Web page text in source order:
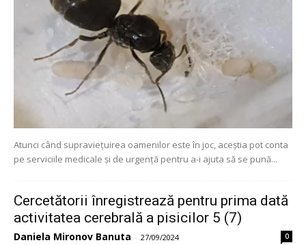
Atunci când supraviețuirea oamenilor este în joc, aceștia pot conta
pe serviciile medicale și de urgență pentru a-i ajuta să se pună...
Cercetătorii înregistrează pentru prima dată
activitatea cerebrală a pisicilor 5 (7)
Daniela Mironov Banuta - 27/09/2024 0